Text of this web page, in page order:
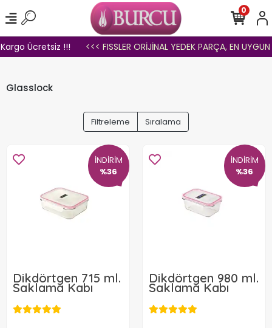
Ücretsiz !!! <<< FISSLER ORİJİNAL YEDEK PARÇA, EN UYGUN
0
Glasslock
Filtreleme Sıralama
İNDİRİM
%36
Dikdörtgen 715 ml.
Saklama Kabı
İNDİRİM
%36
Dikdörtgen 980 ml.
Saklama Kabı